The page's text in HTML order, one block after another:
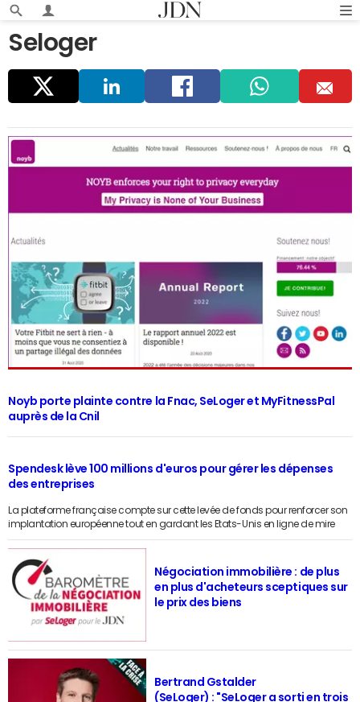
Seloger
dIn ook app m
Noyb porte plainte contre la Fnac, SeLoger et MyFitnessPal
auprès de la Cnil
Spendesk lève 100 millions d'euros pour gérer les dépenses
des entreprises
La plateforme française compte sur cette levée de fonds pour renforcer son
implantation européenne tout en gardant les Etats-Unis en ligne de mire
Négociation immobilière : de plus
en plus d'acheteurs sceptiques sur
le prix des biens
Bertrand Gstalder
(SeLoger) : "SeLoger a sorti en trois